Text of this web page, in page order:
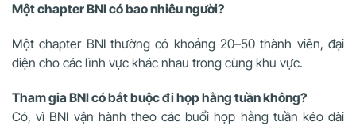
Một chapter BNI có bao nhiêu người?
Một chapter BNI thường có khoảng 20–50 thành viên, đại
diện cho các lĩnh vực khác nhau trong cùng khu vực.
Tham gia BNI có bắt buộc đi họp hằng tuần không?
Có, vì BNI vận hành theo các buổi họp hằng tuần kéo dài